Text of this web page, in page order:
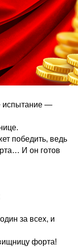
испытание —
победить, ведь
И он готов
за всех, и
форта!